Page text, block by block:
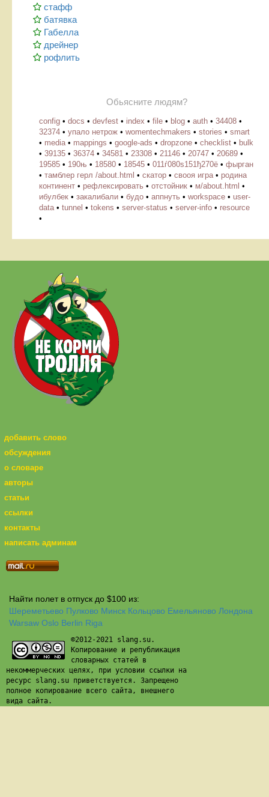
стафф
батявка
Габелла
дрейнер
рофлить
Обьясните людям?
config • docs • devfest • index • file • blog • auth • 34408 •
32374 • упало нетрож • womentechmakers • stories • smart
• media • mappings • google-ads • dropzone • checklist • bulk
• 39135 • 36374 • 34581 • 23308 • 21146 • 20747 • 20689 •
19585 • 190њ • 18580 • 18545 • 011ѓ080ѕ151ђ270ё • фырган
• тамблер герл /about.html • скатор • свооя игра • родина
континент • рефлексировать • отстойник • м/about.html •
ибулбек • закалибали • будо • аппнуть • workspace • user-
data • tunnel • tokens • server-status • server-info • resource
•
добавить слово
обсуждения
о словаре
авторы
статьи
ссылки
контакты
написать админам
Найти полет в отпуск до $100 из:
Шереметьево Пулково Минск Кольцово Емельяново Лондона
Warsaw Oslo Berlin Riga
©2012-2021 slang.su.
Копирование и републикация
словарных статей в
некоммерческих целях, при условии ссылки на
ресурс slang.su приветствуется. Запрещено
полное копирование всего сайта, внешнего
вида сайта.